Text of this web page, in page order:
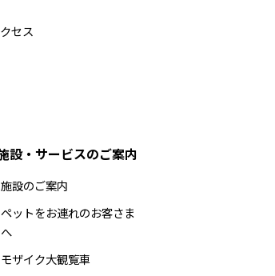
セス
設・サービスのご案内
施設のご案内
ペットをお連れのお客さま
へ
モザイク大観覧車